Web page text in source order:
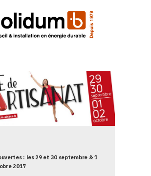
: les 29 et 30 septembre & 1
2017